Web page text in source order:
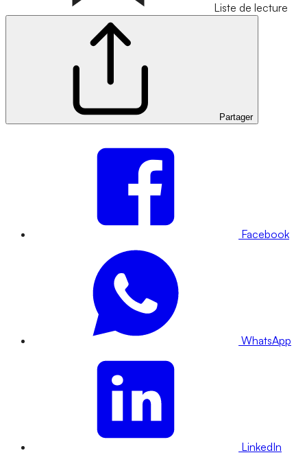
Liste de lecture
Partager
Facebook
WhatsApp
LinkedIn